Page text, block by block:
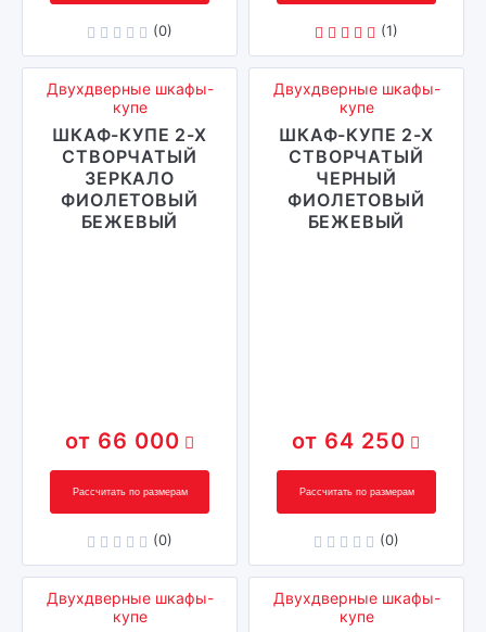
(0) (1)
Двухдверные шкафы-
купе
ШКАФ-КУПЕ 2-Х
СТВОРЧАТЫЙ
ЗЕРКАЛО
ФИОЛЕТОВЫЙ
БЕЖЕВЫЙ
66 000
Рассчитать по размерам
(0)
Двухдверные шкафы-
купе
ШКАФ-КУПЕ 2-Х
СТВОРЧАТЫЙ
ЧЕРНЫЙ
ФИОЛЕТОВЫЙ
БЕЖЕВЫЙ
64 250
Рассчитать по размерам
(0)
Двухдверные шкафы-
купе
Двухдверные шкафы-
купе